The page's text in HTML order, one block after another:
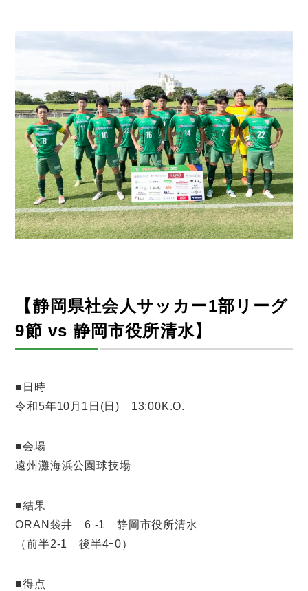
【静岡県社会人サッカー1部リーグ
9節 vs 静岡市役所清水】
■日時
令和5年10月1日(日) 13:00K.O.
■会場
遠州灘海浜公園球技場
■結果
ORAN袋井 6 -1 静岡市役所清水
（前半2-1 後半4ｰ0）
■得点